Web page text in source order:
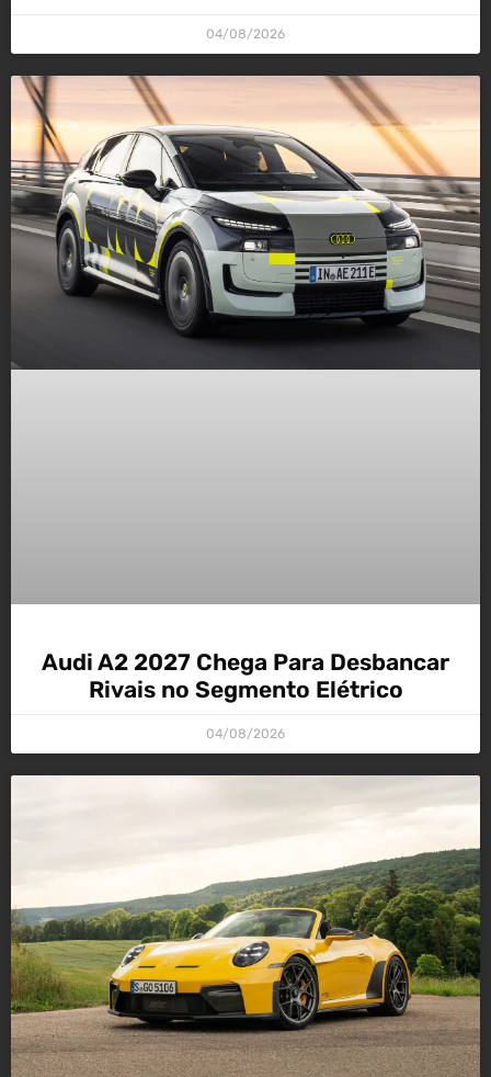
04/08/2026
Audi A2 2027 Chega Para Desbancar
Rivais no Segmento Elétrico
04/08/2026